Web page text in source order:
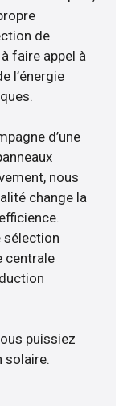
de
faire appel à
l’énergie
d’une
nous
change la
sélection
centrale
puissiez
solaire.